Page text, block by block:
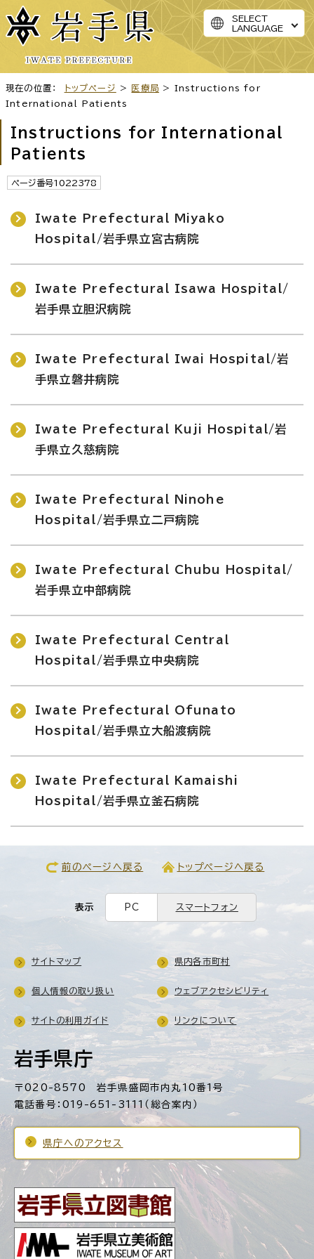
SELECT
LANGUAGE
現在の位置： トップページ > 医療局 > Instructions for
International Patients
Instructions for International
Patients
ページ番号1022378
Iwate Prefectural Miyako
Hospital/岩手県立宮古病院
Iwate Prefectural Isawa Hospital/
岩手県立胆沢病院
Iwate Prefectural Iwai Hospital/岩
手県立磐井病院
Iwate Prefectural Kuji Hospital/岩
手県立久慈病院
Iwate Prefectural Ninohe
Hospital/岩手県立二戸病院
Iwate Prefectural Chubu Hospital/
岩手県立中部病院
Iwate Prefectural Central
Hospital/岩手県立中央病院
Iwate Prefectural Ofunato
Hospital/岩手県立大船渡病院
Iwate Prefectural Kamaishi
Hospital/岩手県立釜石病院
前のページへ戻る トップページへ戻る
表示 PC スマートフォン
岩手県庁
〒020-8570 岩手県盛岡市内丸10番1号
電話番号：019-651-3111（総合案内）
県庁へのアクセス
サイトマップ 県内各市町村
個人情報の取り扱い ウェブアクセシビリティ
サイトの利用ガイド リンクについて